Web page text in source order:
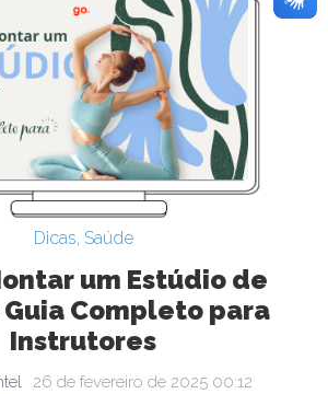
Dicas, Saúde
um Estúdio de
Completo para
Instrutores
26 de fevereiro de 2025 00:12